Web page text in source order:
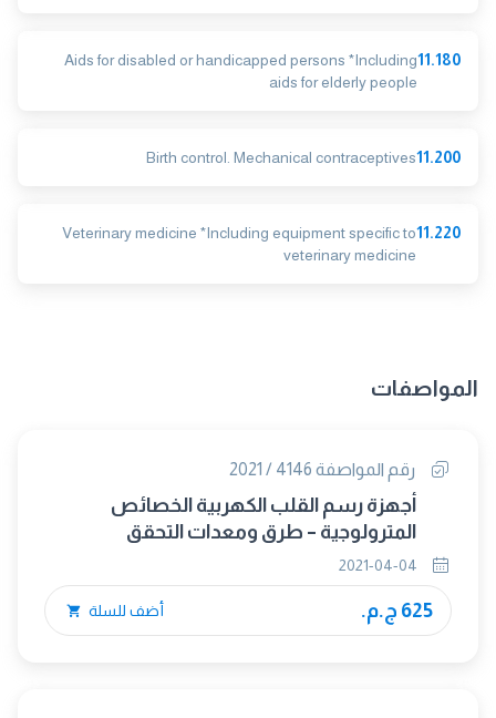
11.180
Aids for disabled or handicapped persons *Including
aids for elderly people
11.200
Birth control. Mechanical contraceptives
11.220
Veterinary medicine *Including equipment specific to
veterinary medicine
المواصفات
رقم المواصفة 4146 / 2021
أجهزة رسم القلب الكهربية الخصائص
المترولوجية – طرق ومعدات التحقق
625 ج.م. أضف للسلة